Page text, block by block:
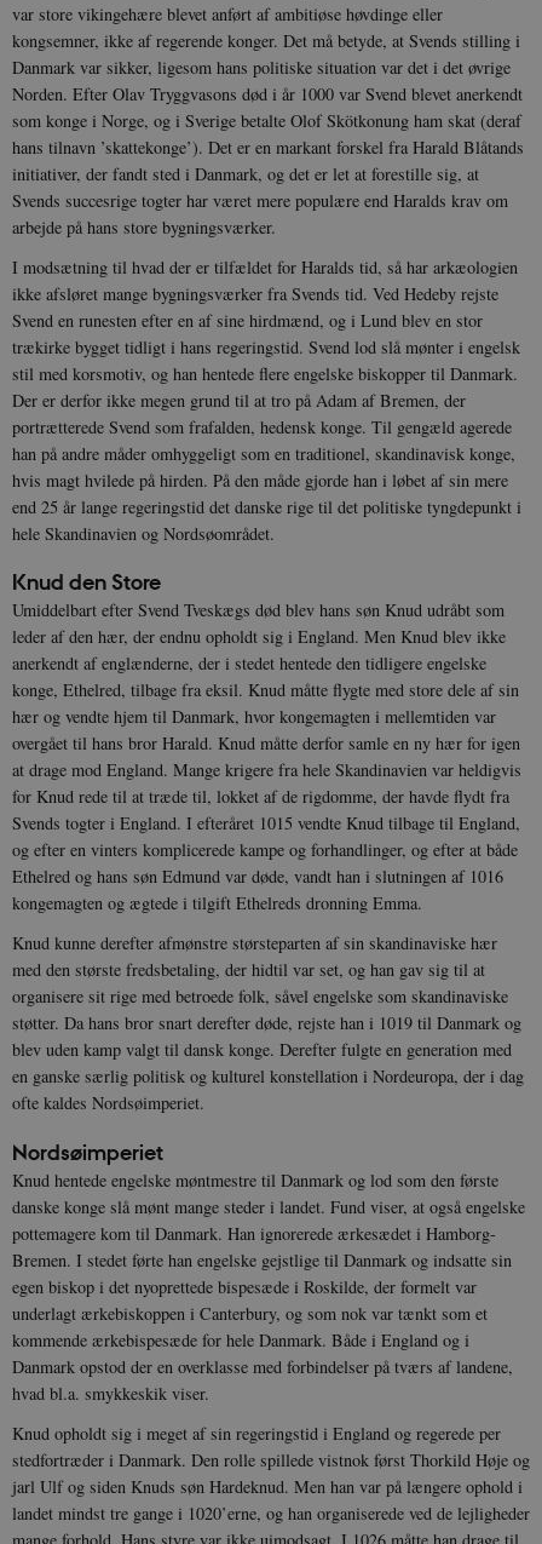
var store vikingehære blevet anført af ambitiøse høvdinge eller
kongsemner, ikke af regerende konger. Det må betyde, at Svends stilling i
Danmark var sikker, ligesom hans politiske situation var det i det øvrige
Norden. Efter Olav Tryggvasons død i år 1000 var Svend blevet anerkendt
som konge i Norge, og i Sverige betalte Olof Skötkonung ham skat (deraf
hans tilnavn ’skattekonge’). Det er en markant forskel fra Harald Blåtands
initiativer, der fandt sted i Danmark, og det er let at forestille sig, at
Svends succesrige togter har været mere populære end Haralds krav om
arbejde på hans store bygningsværker.
I modsætning til hvad der er tilfældet for Haralds tid, så har arkæologien
ikke afsløret mange bygningsværker fra Svends tid. Ved Hedeby rejste
Svend en runesten efter en af sine hirdmænd, og i Lund blev en stor
trækirke bygget tidligt i hans regeringstid. Svend lod slå mønter i engelsk
stil med korsmotiv, og han hentede flere engelske biskopper til Danmark.
Der er derfor ikke megen grund til at tro på Adam af Bremen, der
portrætterede Svend som frafalden, hedensk konge. Til gengæld agerede
han på andre måder omhyggeligt som en traditionel, skandinavisk konge,
hvis magt hvilede på hirden. På den måde gjorde han i løbet af sin mere
end 25 år lange regeringstid det danske rige til det politiske tyngdepunkt i
hele Skandinavien og Nordsøområdet.
Knud den Store
Umiddelbart efter Svend Tveskægs død blev hans søn Knud udråbt som
leder af den hær, der endnu opholdt sig i England. Men Knud blev ikke
anerkendt af englænderne, der i stedet hentede den tidligere engelske
konge, Ethelred, tilbage fra eksil. Knud måtte flygte med store dele af sin
hær og vendte hjem til Danmark, hvor kongemagten i mellemtiden var
overgået til hans bror Harald. Knud måtte derfor samle en ny hær for igen
at drage mod England. Mange krigere fra hele Skandinavien var heldigvis
for Knud rede til at træde til, lokket af de rigdomme, der havde flydt fra
Svends togter i England. I efteråret 1015 vendte Knud tilbage til England,
og efter en vinters komplicerede kampe og forhandlinger, og efter at både
Ethelred og hans søn Edmund var døde, vandt han i slutningen af 1016
kongemagten og ægtede i tilgift Ethelreds dronning Emma.
Knud kunne derefter afmønstre størsteparten af sin skandinaviske hær
med den største fredsbetaling, der hidtil var set, og han gav sig til at
organisere sit rige med betroede folk, såvel engelske som skandinaviske
støtter. Da hans bror snart derefter døde, rejste han i 1019 til Danmark og
blev uden kamp valgt til dansk konge. Derefter fulgte en generation med
en ganske særlig politisk og kulturel konstellation i Nordeuropa, der i dag
ofte kaldes Nordsøimperiet.
Nordsøimperiet
Knud hentede engelske møntmestre til Danmark og lod som den første
danske konge slå mønt mange steder i landet. Fund viser, at også engelske
pottemagere kom til Danmark. Han ignorerede ærkesædet i Hamborg-
Bremen. I stedet førte han engelske gejstlige til Danmark og indsatte sin
egen biskop i det nyoprettede bispesæde i Roskilde, der formelt var
underlagt ærkebiskoppen i Canterbury, og som nok var tænkt som et
kommende ærkebispesæde for hele Danmark. Både i England og i
Danmark opstod der en overklasse med forbindelser på tværs af landene,
hvad bl.a. smykkeskik viser.
Knud opholdt sig i meget af sin regeringstid i England og regerede per
stedfortræder i Danmark. Den rolle spillede vistnok først Thorkild Høje og
jarl Ulf og siden Knuds søn Hardeknud. Men han var på længere ophold i
landet mindst tre gange i 1020’erne, og han organiserede ved de lejligheder